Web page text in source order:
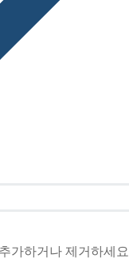
가하거나 제거하세요